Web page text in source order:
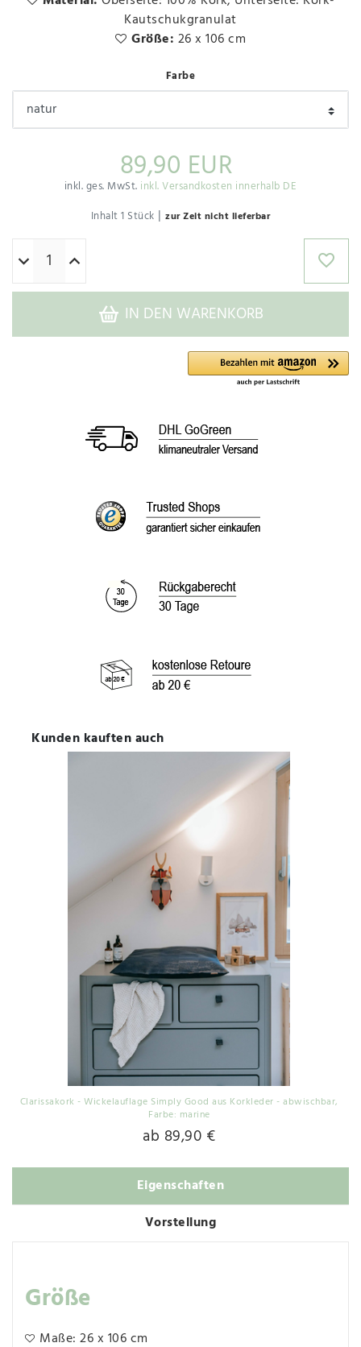
Kautschukgranulat
Größe: 26 x 106 cm
Farbe
89,90 EUR
inkl. ges. MwSt. inkl. Versandkosten innerhalb DE
Inhalt1 Stück |zur Zeit nicht lieferbar
IN DEN WARENKORB
Kunden kauften auch
Clarissakork - Wickelauflage Simply Good aus Korkleder - abwischbar,
Farbe: marine
ab 89,90 €
Eigenschaften
Vorstellung
Größe
Maße: 26 x 106 cm